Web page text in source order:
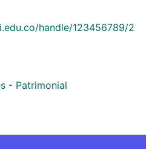
handle/123456789/2
- Patrimonial